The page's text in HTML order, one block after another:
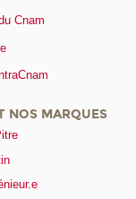
Cnam
NOS MARQUES